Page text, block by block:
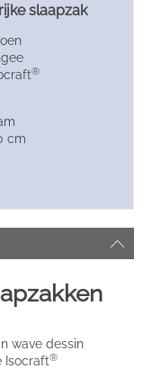
slaapzak
®
cm
wave dessin
Isocraft®